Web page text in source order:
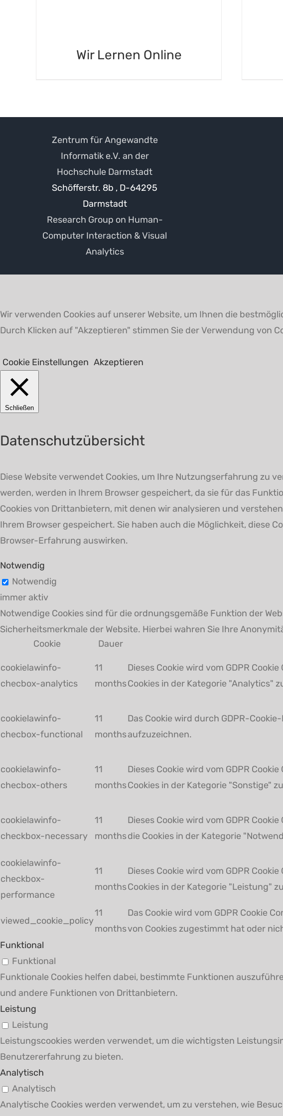
Wir Lernen Online
Zentrum für Angewandte
Informatik e.V. an der
Hochschule Darmstadt
Schöfferstr. 8b , D-64295
Darmstadt
Research Group on Human-
Computer Interaction & Visual
Analytics
Wir verwenden Cookies auf unserer Website, um Ihnen die
Durch Klicken auf "Akzeptieren" stimmen Sie der Verwendung von
Cookie Einstellungen Akzeptieren
Schließen
Datenschutzübersicht
Diese Website verwendet Cookies, um Ihre Nutzungserfahrung zu
werden, werden in Ihrem Browser gespeichert, da sie für das
Cookies von Drittanbietern, mit denen wir analysieren und
Ihrem Browser gespeichert. Sie haben auch die Möglichkeit, diese
Browser-Erfahrung auswirken.
Notwendig
Notwendig
immer aktiv
Notwendige Cookies sind für die ordnungsgemäße Funktion der
Sicherheitsmerkmale der Website. Hierbei wahren Sie Ihre
Cookie
Dauer
cookielawinfo-
checbox-analytics
11
months
Dieses Cookie wird vom GDPR
Cookies in der Kategorie "Analytics"
cookielawinfo-
checbox-functional
11
months
Das Cookie wird durch GDPR-
aufzuzeichnen.
cookielawinfo-
checbox-others
11
months
Dieses Cookie wird vom GDPR
Cookies in der Kategorie "Sonstige"
cookielawinfo-
checkbox-necessary
11
months
Dieses Cookie wird vom GDPR
die Cookies in der Kategorie
cookielawinfo-
checkbox-
performance
11
months
Dieses Cookie wird vom GDPR
Cookies in der Kategorie "Leistung"
viewed_cookie_policy
11
months
Das Cookie wird vom GDPR Cookie
von Cookies zugestimmt hat oder
Funktional
Funktional
Funktionale Cookies helfen dabei, bestimmte Funktionen
und andere Funktionen von Drittanbietern.
Leistung
Leistung
Leistungscookies werden verwendet, um die wichtigsten
Benutzererfahrung zu bieten.
Analytisch
Analytisch
Analytische Cookies werden verwendet, um zu verstehen, wie